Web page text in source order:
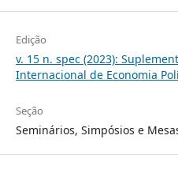
Edição
v. 15 n. spec (2023):
Internacional de Economia
Seção
Seminários, Simpósios e